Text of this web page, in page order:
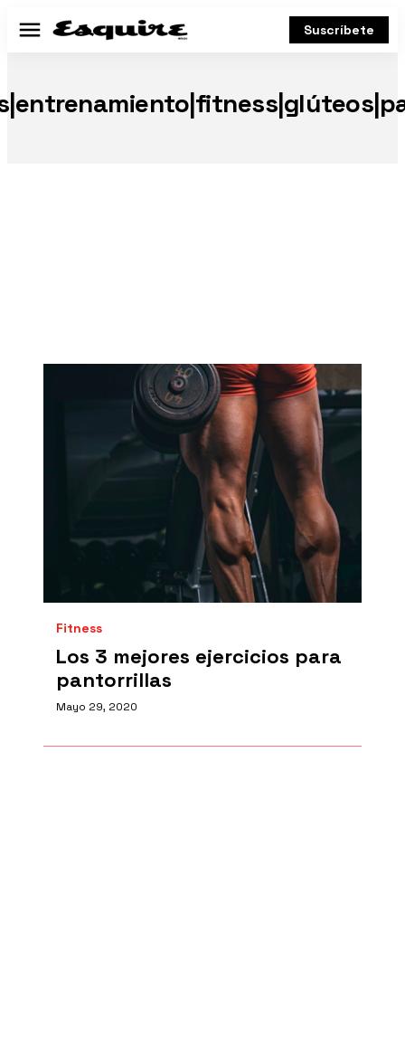
Menú Suscríbete
Fitness
Los 3 mejores ejercicios para
pantorrillas
Mayo 29, 2020